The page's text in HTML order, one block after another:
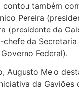
contou também
Pereira
(presidente da
chefe da Secretaria
Federal).
Augusto Melo
da Gaviões